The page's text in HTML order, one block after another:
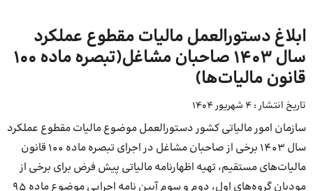
ابلاغ دستورالعمل مالیات مقطوع عملکرد
سال ۱۴۰۳ صاحبان مشاغل(تبصره ماده ۱۰۰
قانون مالیات‌ها)
تاریخ انتشار : 4 شهریور 1404
سازمان امور مالیاتی کشور دستورالعمل موضوع مالیات مقطوع عملکرد
سال ۱۴۰۳ برخی از صاحبان مشاغل در اجرای تبصره ماده ۱۰۰ قانون
مالیات‌های مستقیم، تهیه اظهارنامه مالیاتی پیش فرض برای برخی از
مودیان گروه‌های اول، دوم و سوم آیین نامه اجرایی موضوع ماده ۹۵